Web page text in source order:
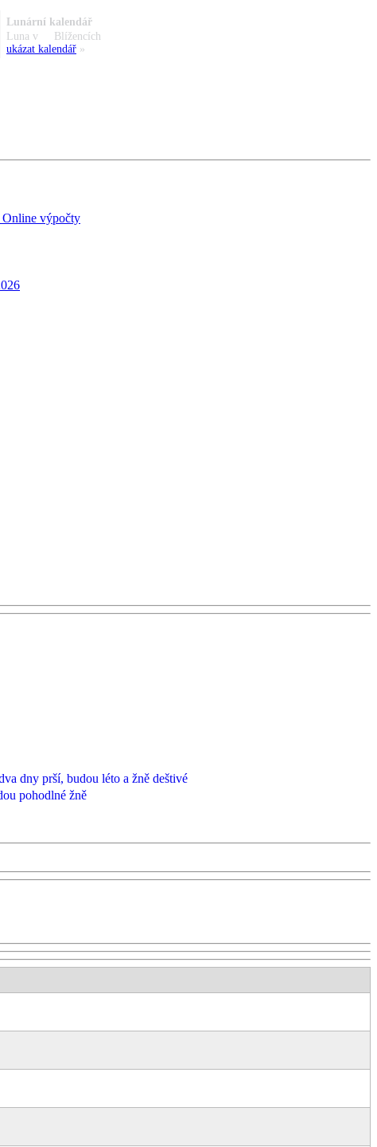
Online výpočty
dny prší, budou léto a žně deštivé
pohodlné žně
Lunární kalendář
Luna v
Blížencích
ukázat kalendář »